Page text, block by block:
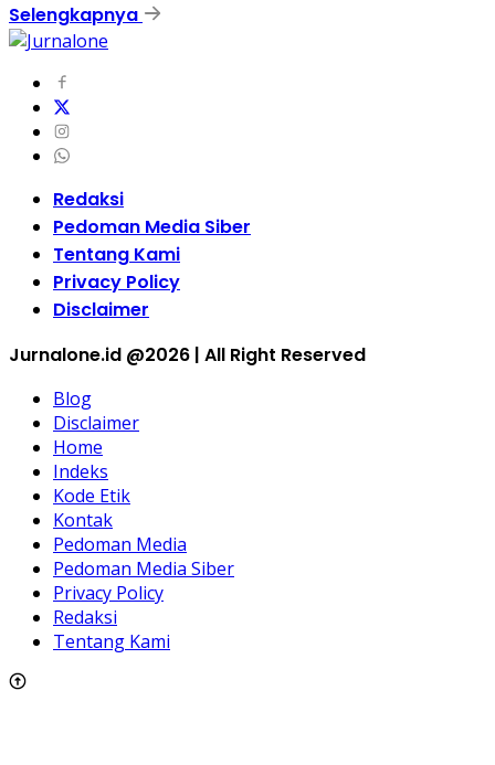
Selengkapnya
Redaksi
Pedoman Media Siber
Tentang Kami
Privacy Policy
Disclaimer
Jurnalone.id @2026 | All Right Reserved
Blog
Disclaimer
Home
Indeks
Kode Etik
Kontak
Pedoman Media
Pedoman Media Siber
Privacy Policy
Redaksi
Tentang Kami